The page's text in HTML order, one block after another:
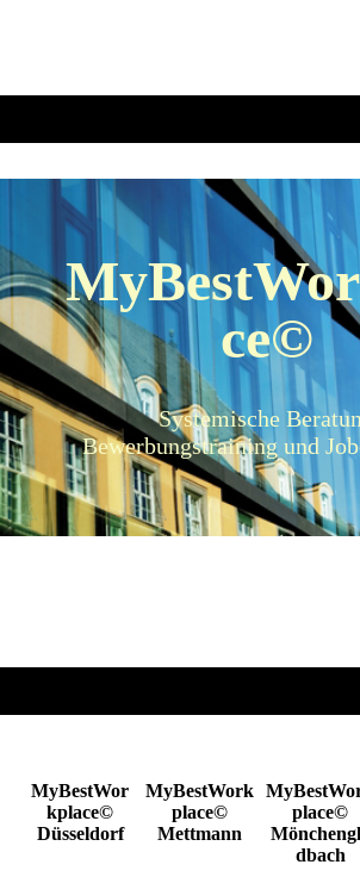
ce©
Systemische
Bewerbungstraining und
MyBestWor
kplace©
Düsseldorf
MyBestWork
place©
Mettmann
place©
dbach